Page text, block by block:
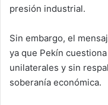
presión industrial.
Sin embargo, el
ya que Pekín
unilaterales y sin
soberanía económica.